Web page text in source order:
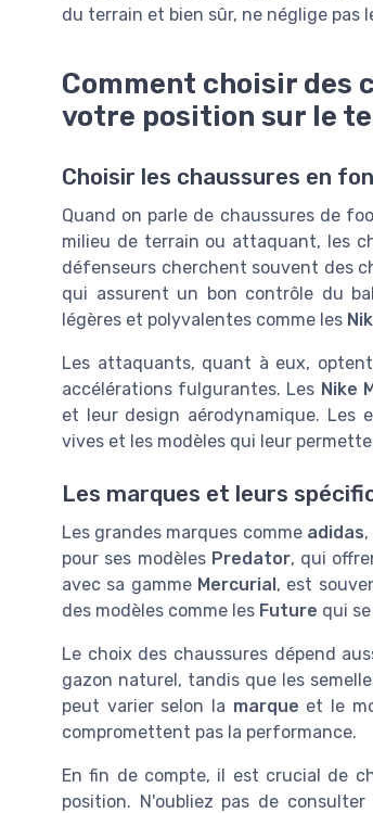
du terrain et bien sûr, ne néglige pas
Comment choisir des
votre position sur le
Choisir les chaussures en
Quand on parle de chaussures de
milieu de terrain ou attaquant, les
défenseurs cherchent souvent des
qui assurent un bon contrôle du
légères et polyvalentes comme les
Les attaquants, quant à eux,
accélérations fulgurantes. Les Nike
et leur design aérodynamique. Les
vives et les modèles qui leur
Les marques et leurs
Les grandes marques comme adidas,
pour ses modèles Predator, qui
avec sa gamme Mercurial, est
des modèles comme les Future qui
Le choix des chaussures dépend
gazon naturel, tandis que les
peut varier selon la marque et le
compromettent pas la performance.
En fin de compte, il est crucial de
position. N'oubliez pas de